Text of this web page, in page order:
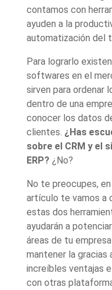
contamos con
ayuden a la
automatización del
Para lograrlo
softwares en el
sirven para ordenar
dentro de una
conocer los datos
clientes. ¿Has
sobre el CRM y el
ERP? ¿No?
No te preocupes,
artículo te vamos a
estas dos
ayudarán a
áreas de tu
mantener la gracias
increíbles ventajas
con otras